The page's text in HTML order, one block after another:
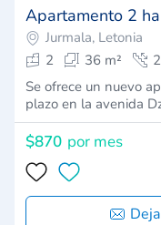
Apartamento 2
Jurmala, Letonia
2
36 m²
2
Se ofrece un nuevo
plazo en la avenida
$870 por mes